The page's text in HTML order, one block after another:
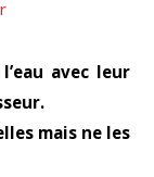
avec leur
mais ne les